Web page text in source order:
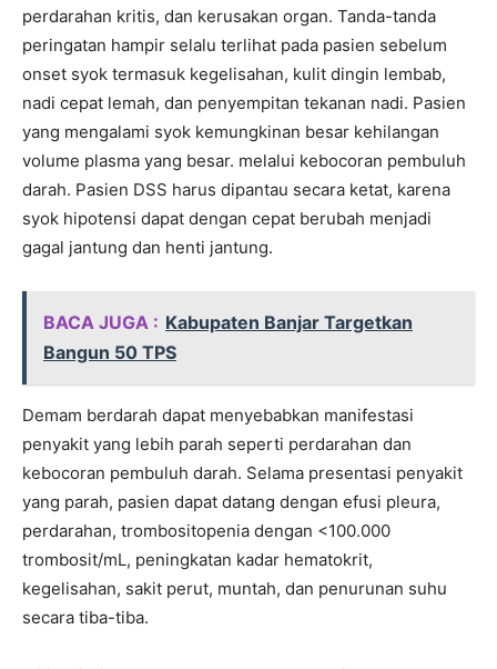
perdarahan kritis, dan kerusakan organ. Tanda-tanda
peringatan hampir selalu terlihat pada pasien sebelum
onset syok termasuk kegelisahan, kulit dingin lembab,
nadi cepat lemah, dan penyempitan tekanan nadi. Pasien
yang mengalami syok kemungkinan besar kehilangan
volume plasma yang besar. melalui kebocoran pembuluh
darah. Pasien DSS harus dipantau secara ketat, karena
syok hipotensi dapat dengan cepat berubah menjadi
gagal jantung dan henti jantung.
BACA JUGA : Kabupaten Banjar Targetkan
Bangun 50 TPS
Demam berdarah dapat menyebabkan manifestasi
penyakit yang lebih parah seperti perdarahan dan
kebocoran pembuluh darah. Selama presentasi penyakit
yang parah, pasien dapat datang dengan efusi pleura,
perdarahan, trombositopenia dengan <100.000
trombosit/mL, peningkatan kadar hematokrit,
kegelisahan, sakit perut, muntah, dan penurunan suhu
secara tiba-tiba.